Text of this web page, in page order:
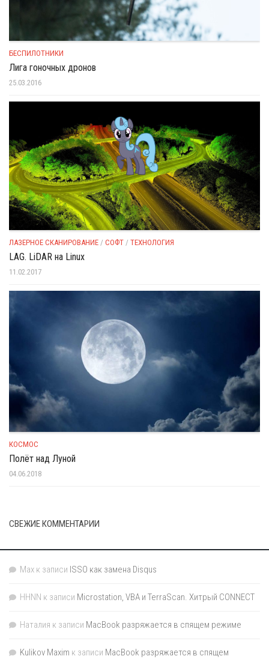
БЕСПИЛОТНИКИ
Лига гоночных дронов
25.03.2016
ЛАЗЕРНОЕ СКАНИРОВАНИЕ / СОФТ / ТЕХНОЛОГИЯ
LAG. LiDAR на Linux
11.02.2017
КОСМОС
Полёт над Луной
04.06.2018
СВЕЖИЕ КОММЕНТАРИИ
Max к записи ISSO как замена Disqus
HHNN к записи Microstation, VBA и TerraScan. Хитрый CONNECT
Наталия к записи MacBook разряжается в спящем режиме
Kulikov Maxim к записи MacBook разряжается в спящем